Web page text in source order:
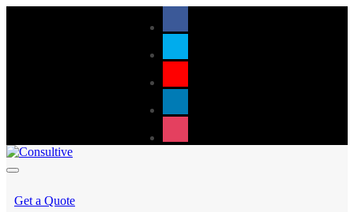
Get a Quote